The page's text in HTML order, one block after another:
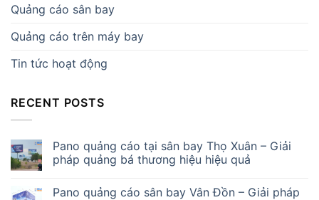
Quảng cáo sân bay
Quảng cáo trên máy bay
Tin tức hoạt động
RECENT POSTS
Pano quảng cáo tại sân bay Thọ Xuân – Giải
pháp quảng bá thương hiệu hiệu quả
Pano quảng cáo sân bay Vân Đồn – Giải pháp